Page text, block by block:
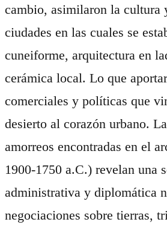
cambio, asimilaron la cultura
ciudades en las cuales se
cuneiforme, arquitectura en
cerámica local. Lo que
comerciales y políticas que
desierto al corazón urbano.
amorreos encontradas en el
1900-1750 a.C.) revelan una
administrativa y diplomática
negociaciones sobre tierras,